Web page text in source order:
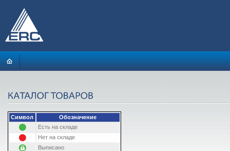
Символ
Обозначение
Есть на складе
Нет на складе
Выписано